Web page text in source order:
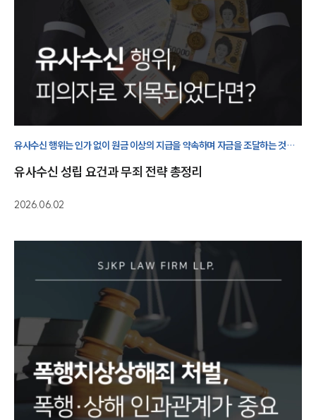
유사수신 행위는 인가 없이 원금 이상의 지급을 약속하며 자금을 조달하는 것을
필요합니다.
유사수신 성립 요건과 무죄 전략 총정리
2026.06.02